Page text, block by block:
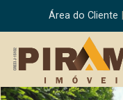
Área do Cliente